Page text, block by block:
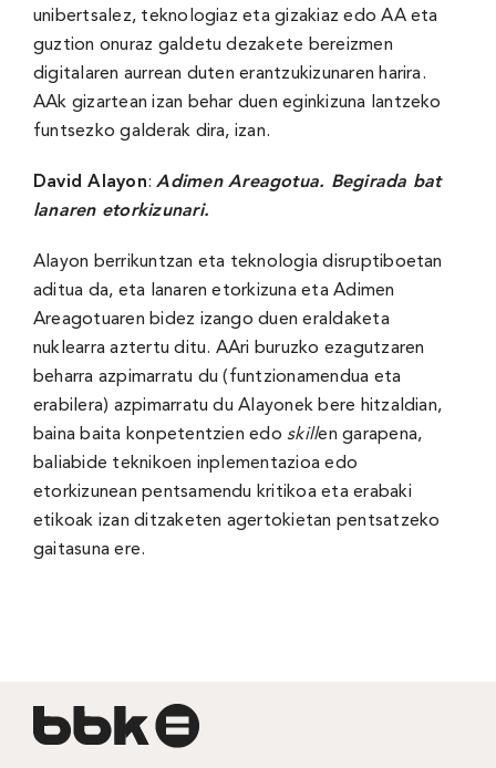
unibertsalez, teknologiaz eta gizakiaz edo AA eta
guztion onuraz galdetu dezakete bereizmen
digitalaren aurrean duten erantzukizunaren harira.
AAk gizartean izan behar duen eginkizuna lantzeko
funtsezko galderak dira, izan.
David Alayon:Adimen Areagotua. Begirada bat
lanaren etorkizunari.
Alayon berrikuntzan eta teknologia disruptiboetan
aditua da, eta lanaren etorkizuna eta Adimen
Areagotuaren bidez izango duen eraldaketa
nuklearra aztertu ditu. AAri buruzko ezagutzaren
beharra azpimarratu du (funtzionamendua eta
erabilera) azpimarratu du Alayonek bere hitzaldian,
baina baita konpetentzien edo skillen garapena,
baliabide teknikoen inplementazioa edo
etorkizunean pentsamendu kritikoa eta erabaki
etikoak izan ditzaketen agertokietan pentsatzeko
gaitasuna ere.